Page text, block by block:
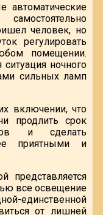
автоматические
человек, но
регулировать
помещении.
ночного
сильных ламп
включении, что
продлить срок
и сделать
приятными и
представляется
все освещение
единственной
от лишней